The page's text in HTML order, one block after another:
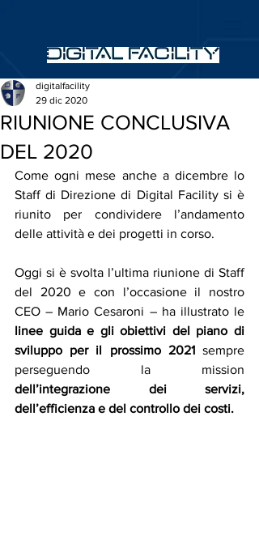
RIUNIONE CONCLUSIVA
DEL 2020
digitalfacility
29 dic 2020
Come ogni mese anche a dicembre lo
Staff di Direzione di Digital Facility si è
riunito per condividere l’andamento
delle attività e dei progetti in corso.
Oggi si è svolta l’ultima riunione di Staff
del 2020 e con l’occasione il nostro
linee guida e gli obiettivi del piano di
sviluppo per il prossimo 2021 sempre
dell’integrazione dei servizi,
dell’efficienza e del controllo dei costi.